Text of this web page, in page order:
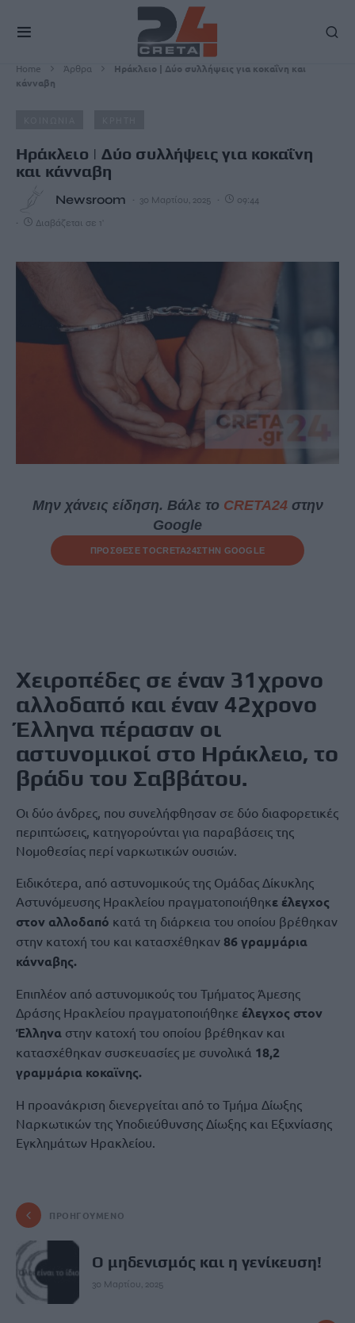
Home Άρθρα
Ηράκλειο | Δύο συλλήψεις για κοκαΐνη και
κάνναβη
Ηράκλειο | Δύο συλλήψεις για κοκαΐνη
και κάνναβη
Newsroom 30 Μαρτίου, 2025 09:44
Διαβάζεται σε 1'
Μην χάνεις είδηση. Βάλε το CRETA24στην
Google
ΠΡΟΣΘΕΣΕ ΤΟCRETA24ΣΤΗΝ GOOGLE
Χειροπέδες σε έναν 31χρονο
αλλοδαπό και έναν 42χρονο
Έλληνα πέρασαν οι
αστυνομικοί στο Ηράκλειο, το
βράδυ του Σαββάτου.
Οι δύο άνδρες, που συνελήφθησαν σε δύο διαφορετικές
περιπτώσεις, κατηγορούνται για παραβάσεις της
Νομοθεσίας περί ναρκωτικών ουσιών.
Ειδικότερα, από αστυνομικούς της Ομάδας Δίκυκλης
Αστυνόμευσης Ηρακλείου πραγματοποιήθηκε έλεγχος
στον αλλοδαπό κατά τη διάρκεια του οποίου βρέθηκαν
στην κατοχή του και κατασχέθηκαν 86 γραμμάρια
κάνναβης.
Επιπλέον από αστυνομικούς του Τμήματος Άμεσης
Δράσης Ηρακλείου πραγματοποιήθηκε έλεγχος στον
Έλληνα στην κατοχή του οποίου βρέθηκαν και
κατασχέθηκαν συσκευασίες με συνολικά 18,2
γραμμάρια κοκαϊνης.
Η προανάκριση διενεργείται από το Τμήμα Δίωξης
Ναρκωτικών της Υποδιεύθυνσης Δίωξης και Εξιχνίασης
Εγκλημάτων Ηρακλείου.
ΠΡΟΗΓΟΎΜΕΝΟ
Ο μηδενισμός και η γενίκευση!
30 Μαρτίου, 2025